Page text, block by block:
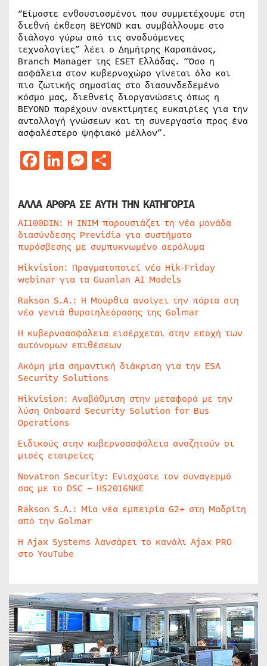
“Είμαστε ενθουσιασμένοι που συμμετέχουμε στη
διεθνή έκθεση BEYOND και συμβάλλουμε στο
διάλογο γύρω από τις αναδυόμενες
τεχνολογίες” λέει ο Δημήτρης Καραπάνος,
Branch Manager της ESET Ελλάδας. “Όσο η
ασφάλεια στον κυβερνοχώρο γίνεται όλο και
πιο ζωτικής σημασίας στο διασυνδεδεμένο
κόσμο μας, διεθνείς διοργανώσεις όπως η
BEYOND παρέχουν ανεκτίμητες ευκαιρίες για την
ανταλλαγή γνώσεων και τη συνεργασία προς ένα
ασφαλέστερο ψηφιακό μέλλον”.
Facebook
LinkedIn
Messenger
ΑΛΛΑ ΑΡΘΡΑ ΣΕ ΑΥΤΗ ΤΗΝ ΚΑΤΗΓΟΡΙΑ
AI100DIN: Η INIM παρουσιάζει τη νέα μονάδα
διασύνδεσης Previdia για συστήματα
πυρόσβεσης με συμπυκνωμένο αερόλυμα
Hikvision: Πραγματοποιεί νέο Hik-Friday
webinar για τα Guanlan AI Models
Rakson S.A.: Η Μούρθια ανοίγει την πόρτα στη
νέα γενιά θυροτηλεόρασης της Golmar
Η κυβερνοασφάλεια εισέρχεται στην εποχή των
αυτόνομων επιθέσεων
Ακόμη μία σημαντική διάκριση για την ESA
Security Solutions
Hikvision: Αναβάθμιση στην μεταφορά με την
λύση Onboard Security Solution for Bus
Operations
Ειδικούς στην κυβερνοασφάλεια αναζητούν οι
μισές εταιρείες
Novatron Security: Ενισχύστε τον συναγερμό
σας με το DSC – HS2016NKE
Rakson S.A.: Μία νέα εμπειρία G2+ στη Μαδρίτη
από την Golmar
Η Ajax Systems λανσάρει το κανάλι Ajax PRO
στο YouTube